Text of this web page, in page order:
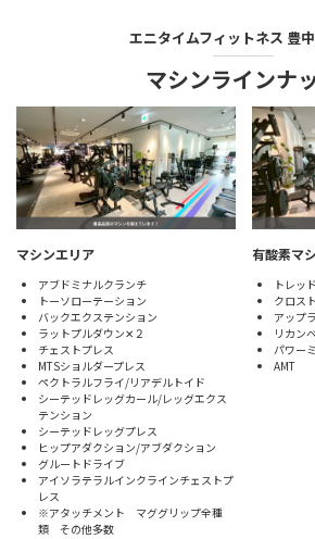
エニタイムフィットネス 豊
マシンラインナ
マシンエリア
アブドミナルクランチ
トーソローテーション
バックエクステンション
ラットプルダウン✕２
チェストプレス
MTSショルダープレス
ペクトラルフライ/リアデルトイド
シーテッドレッグカール/レッグエクス
テンション
シーテッドレッグプレス
ヒップアダクション/アブダクション
グルートドライブ
アイソラテラルインクラインチェストプ
レス
※アタッチメント マググリップ全種
類 その他多数
有酸素マ
トレッ
クロス
アップ
リカン
パワー
AMT